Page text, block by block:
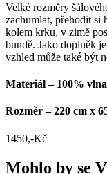
Velké rozměry
zachumlat, přehodit si
kolem krku, v zimě
bundě. Jako doplněk
vzhled může také být
Materiál – 100%
Rozměr – 220 cm x
1450,-Kč
Mohlo by se